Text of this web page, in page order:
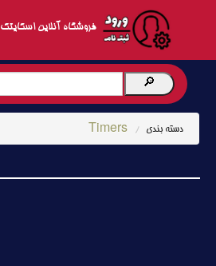
فروشگاه آنلاین اسکایتک
دسته بندی /
Timers